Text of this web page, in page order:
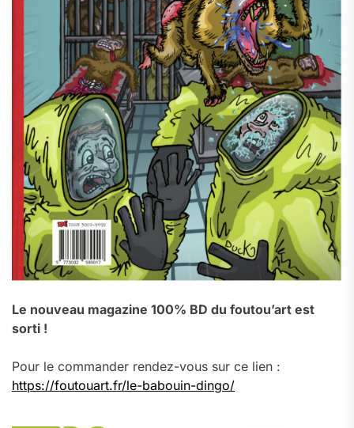
Le nouveau magazine 100% BD du foutou’art est
sorti !
Pour le commander rendez-vous sur ce lien :
https://foutouart.fr/le-babouin-dingo/